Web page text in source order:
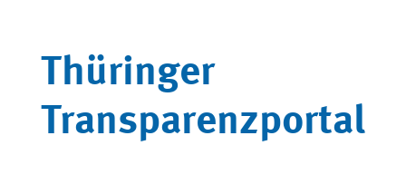
Thüringer
Transparenzportal